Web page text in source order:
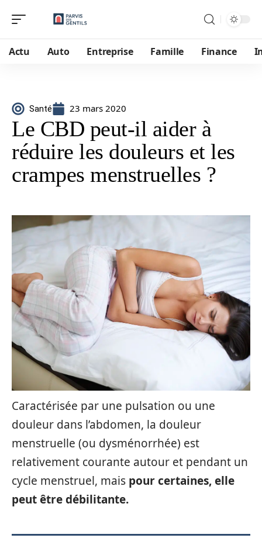
Actu Auto Entreprise Famille Finance
Santé 23 mars 2020
Le CBD peut-il aider à
réduire les douleurs et les
crampes menstruelles ?
Caractérisée par une pulsation ou une
douleur dans l’abdomen, la douleur
menstruelle (ou dysménorrhée) est
relativement courante autour et pendant un
cycle menstruel, mais pour certaines, elle
peut être débilitante.